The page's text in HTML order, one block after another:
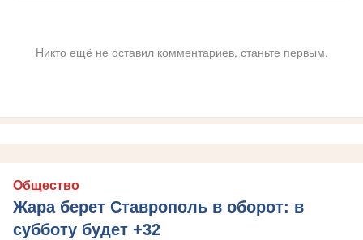
Никто ещё не оставил комментариев, станьте первым.
Общество
Жара берет Ставрополь в оборот: в
субботу будет +32